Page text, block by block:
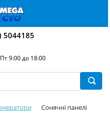
5044185
9:00 до 18:00
Coнячні пaнeлі